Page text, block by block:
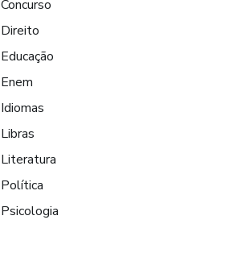
Concurso
Direito
Educação
Enem
Idiomas
Libras
Literatura
Política
Psicologia